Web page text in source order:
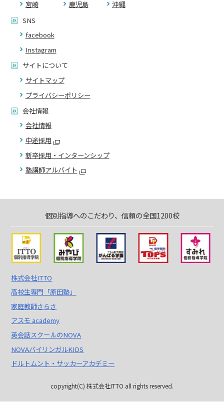
宮崎
鹿児島
沖縄
SNS
facebook
Instagram
サイトについて
サイトマップ
プライバシーポリシー
会社情報
会社情報
中途採用
新卒採用・インターンシップ
塾講師アルバイト
個別指導へのこだわり、信頼の全国1200校
株式会社ITTO
高校生専門「原田塾」
家庭教師さらさ
アスモ academy
英会話スクールのNOVA
NOVAバイリンガルKIDS
ドルトムント・サッカーアカデミー
copyright(C) 株式会社ITTO all rights reserved.